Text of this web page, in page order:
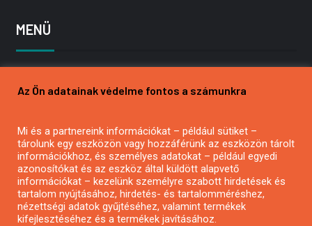
MENÜ
Pályázatírás
Médiaajánlat
Hírlevél feliratkozás
Impresszum
Kapcsolat
Adatvédelmi Nyilatkozat
Az Ön adatainak védelme fontos a számunkra
Mi és a partnereink információkat – például sütiket –
tárolunk egy eszközön vagy hozzáférünk az eszközön tárolt
információkhoz, és személyes adatokat – például egyedi
azonosítókat és az eszköz által küldött alapvető
információkat – kezelünk személyre szabott hirdetések és
tartalom nyújtásához, hirdetés- és tartalomméréshez,
nézettségi adatok gyűjtéséhez, valamint termékek
kifejlesztéséhez és a termékek javításához.